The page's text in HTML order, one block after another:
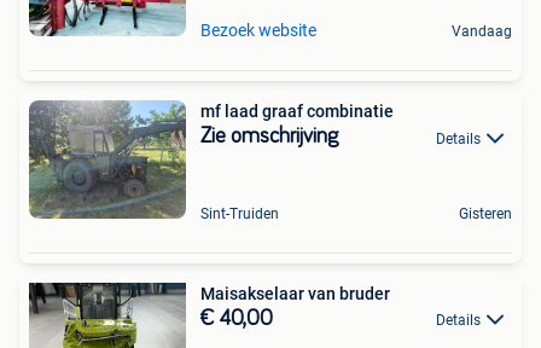
Bezoek website Vandaag
mf laad graaf combinatie
Zie omschrijving Details
Sint-Truiden Gisteren
Maisakselaar van bruder
€ 40,00 Details